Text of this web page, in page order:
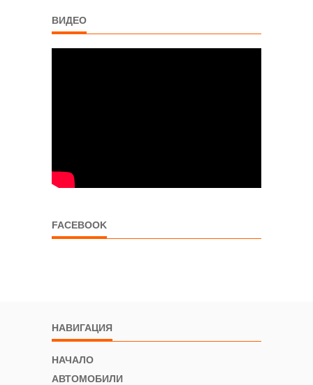
ВИДЕО
FACEBOOK
НАВИГАЦИЯ
НАЧАЛО
АВТОМОБИЛИ